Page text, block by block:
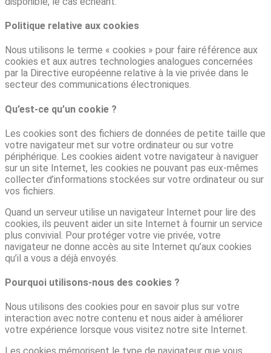
Politique relative aux cookies
Nous utilisons le terme « cookies » pour faire référence aux
cookies et aux autres technologies analogues concernées
par la Directive européenne relative à la vie privée dans le
secteur des communications électroniques.
Qu’est-ce qu’un cookie ?
Les cookies sont des fichiers de données de petite taille que
votre navigateur met sur votre ordinateur ou sur votre
périphérique. Les cookies aident votre navigateur à naviguer
sur un site Internet, les cookies ne pouvant pas eux-mêmes
collecter d’informations stockées sur votre ordinateur ou sur
vos fichiers.
Quand un serveur utilise un navigateur Internet pour lire des
cookies, ils peuvent aider un site Internet à fournir un service
plus convivial. Pour protéger votre vie privée, votre
navigateur ne donne accès au site Internet qu’aux cookies
qu’il a vous a déjà envoyés.
Pourquoi utilisons-nous des cookies ?
Nous utilisons des cookies pour en savoir plus sur votre
interaction avec notre contenu et nous aider à améliorer
votre expérience lorsque vous visitez notre site Internet.